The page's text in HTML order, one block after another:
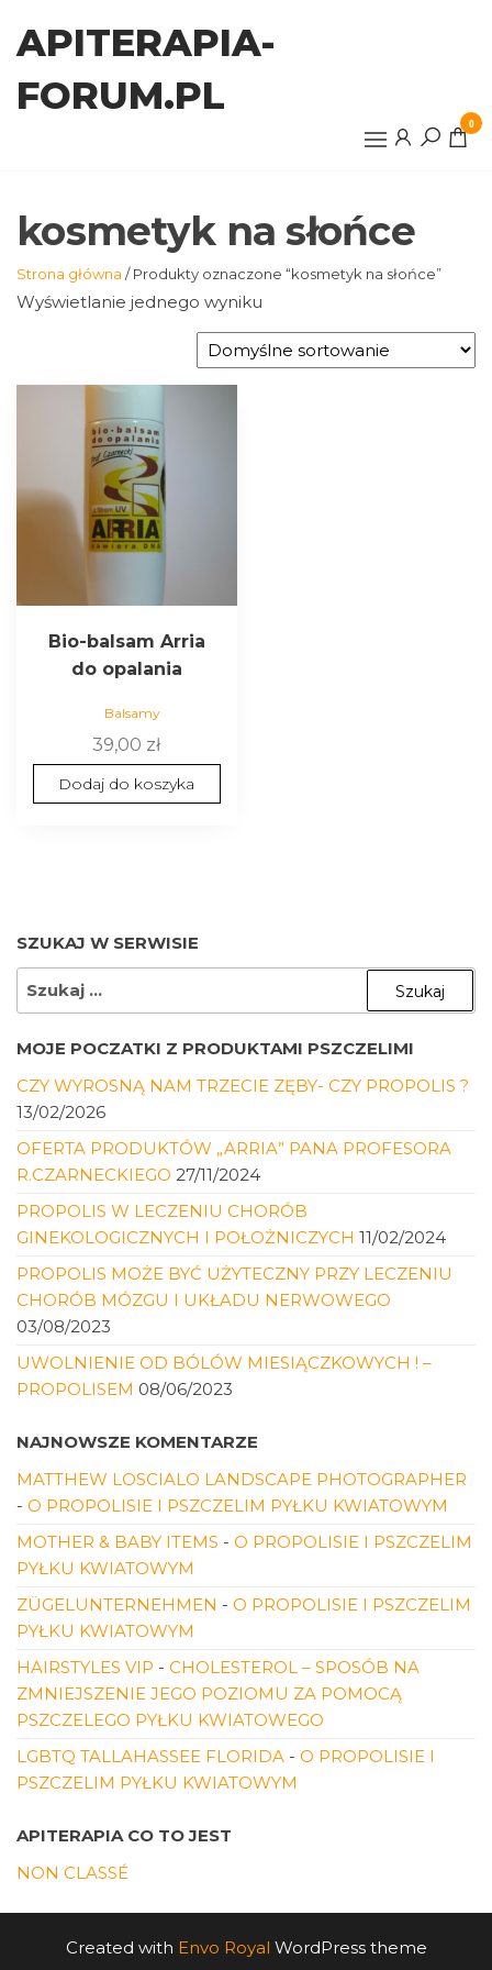
APITERAPIA-
FORUM.PL
0
kosmetyk na słońce
Strona główna / Produkty oznaczone “kosmetyk na słońce”
Wyświetlanie jednego wyniku
Bio-balsam Arria
do opalania
Balsamy
39,00 zł
Dodaj do koszyka
SZUKAJ W SERWISIE
SZUKAJ:
MOJE POCZATKI Z PRODUKTAMI PSZCZELIMI
CZY WYROSNĄ NAM TRZECIE ZĘBY- CZY PROPOLIS ?
13/02/2026
OFERTA PRODUKTÓW „ARRIA” PANA PROFESORA
R.CZARNECKIEGO 27/11/2024
PROPOLIS W LECZENIU CHORÓB
GINEKOLOGICZNYCH I POŁOŻNICZYCH 11/02/2024
PROPOLIS MOŻE BYĆ UŻYTECZNY PRZY LECZENIU
CHORÓB MÓZGU I UKŁADU NERWOWEGO
03/08/2023
UWOLNIENIE OD BÓLÓW MIESIĄCZKOWYCH ! –
PROPOLISEM 08/06/2023
NAJNOWSZE KOMENTARZE
MATTHEW LOSCIALO LANDSCAPE PHOTOGRAPHER
- O PROPOLISIE I PSZCZELIM PYŁKU KWIATOWYM
MOTHER & BABY ITEMS - O PROPOLISIE I PSZCZELIM
PYŁKU KWIATOWYM
ZÜGELUNTERNEHMEN - O PROPOLISIE I PSZCZELIM
PYŁKU KWIATOWYM
HAIRSTYLES VIP - CHOLESTEROL – SPOSÓB NA
ZMNIEJSZENIE JEGO POZIOMU ZA POMOCĄ
PSZCZELEGO PYŁKU KWIATOWEGO
LGBTQ TALLAHASSEE FLORIDA - O PROPOLISIE I
PSZCZELIM PYŁKU KWIATOWYM
APITERAPIA CO TO JEST
NON CLASSÉ
Created with Envo Royal WordPress theme